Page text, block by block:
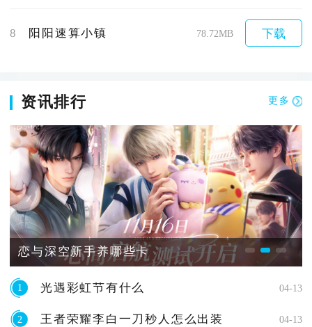
8 阳阳速算小镇 78.72MB 下载
资讯排行 更多
恋与深空新手养哪些卡
1 光遇彩虹节有什么 04-13
2 王者荣耀李白一刀秒人怎么出装 04-13